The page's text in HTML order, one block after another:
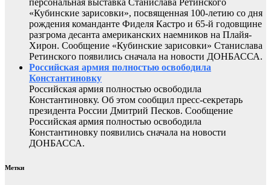
«Кубинские зарисовки», посвященная 100-летию со дня
рождения команданте Фиделя Кастро и 65-й годовщине
разгрома десанта американских наемников на Плайя-
Хирон. Сообщение «Кубинские зарисовки» Станислава
Ретинского появились сначала на новости ДОНБАССА.
Российская армия полностью освободила
Константиновку
Российская армия полностью освободила
Константиновку. Об этом сообщил пресс-секретарь
президента России Дмитрий Песков. Сообщение
Российская армия полностью освободила
Константиновку появились сначала на новости
ДОНБАССА.
Метки